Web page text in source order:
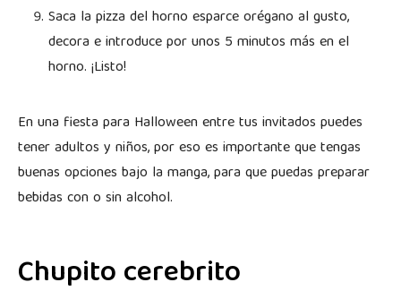
Saca la pizza del horno esparce orégano al gusto,
decora e introduce por unos 5 minutos más en el
horno. ¡Listo!
En una fiesta para Halloween entre tus invitados puedes
tener adultos y niños, por eso es importante que tengas
buenas opciones bajo la manga, para que puedas preparar
bebidas con o sin alcohol.
Chupito cerebrito